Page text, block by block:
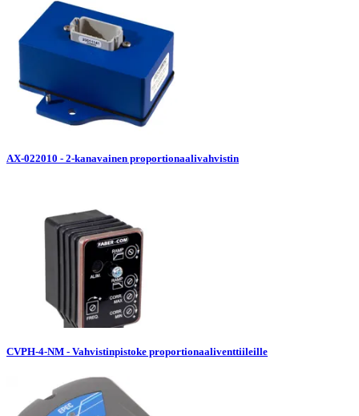
AX-022010 - 2-kanavainen proportionaalivahvistin
CVPH-4-NM - Vahvistinpistoke proportionaaliventtiileille